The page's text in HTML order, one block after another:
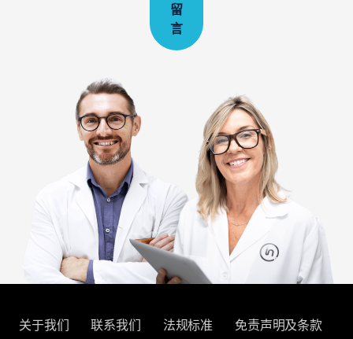
留
言
关于我们 联系我们 法规标准 免责声明及条款